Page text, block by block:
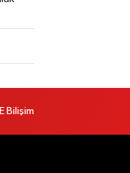
Bilişim